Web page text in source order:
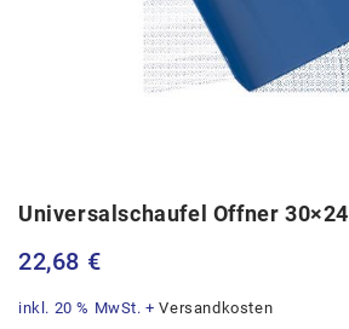
Universalschaufel Offner 30×24
22,68 €
inkl. 20 % MwSt. +Versandkosten